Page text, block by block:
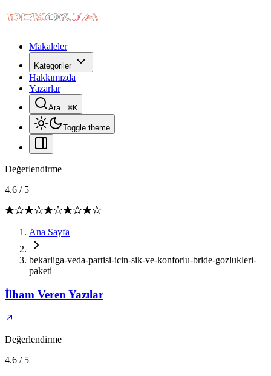
Makaleler
Kategoriler
Hakkımızda
Yazarlar
Ara...⌘K
Toggle theme
Değerlendirme
4.6 / 5
Ana Sayfa
bekarliga-veda-partisi-icin-sik-ve-konforlu-bride-gozlukleri-
paketi
İlham Veren Yazılar
Değerlendirme
4.6 / 5